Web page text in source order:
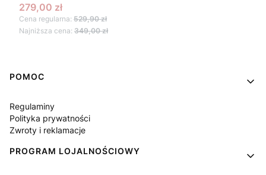
Cena promocyjna
279,00 zł
Cena regularna: 529,90 zł
Najniższa cena: 349,00 zł
Linki w stopce
POMOC
Regulaminy
Polityka prywatności
Zwroty i reklamacje
PROGRAM LOJALNOŚCIOWY